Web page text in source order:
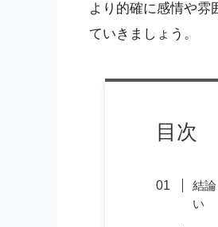
より的確に感情や雰
ていきましょう。
目次
結
い